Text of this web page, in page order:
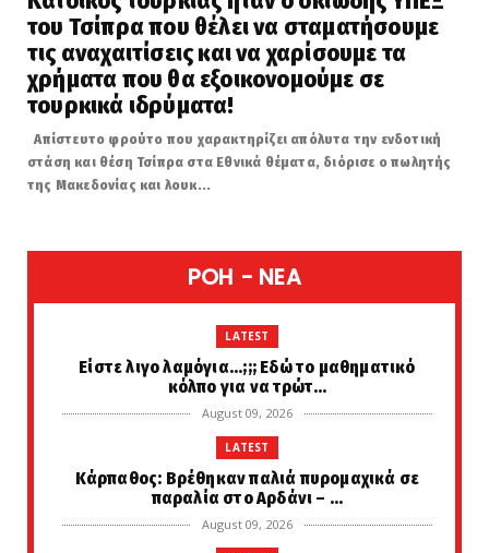
του Τσίπρα που θέλει να σταματήσουμε
τις αναχαιτίσεις και να χαρίσουμε τα
χρήματα που θα εξοικονομούμε σε
τουρκικά ιδρύματα!
Απίστευτο φρούτο που χαρακτηρίζει απόλυτα την ενδοτική
στάση και θέση Τσίπρα στα Εθνικά θέματα, διόρισε ο πωλητής
της Μακεδονίας και λουκ...
POH - NEA
LATEST
Είστε λιγο λαμόγια...;;; Εδώ το μαθηματικό
κόλπο για να τρώτ...
August 09, 2026
LATEST
Κάρπαθος: Βρέθηκαν παλιά πυρομαχικά σε
παραλία στο Αρδάνι – ...
August 09, 2026